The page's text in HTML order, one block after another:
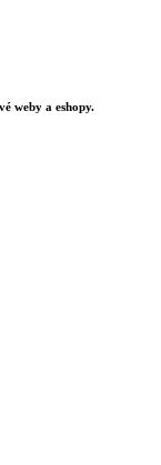
weby a eshopy.